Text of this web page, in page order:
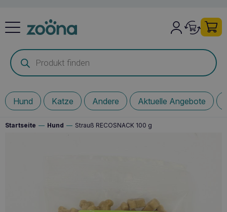
Products
search
Hund Katze Andere Aktuelle Angebote
Startseite — Hund — Strauß RECOSNACK 100 g